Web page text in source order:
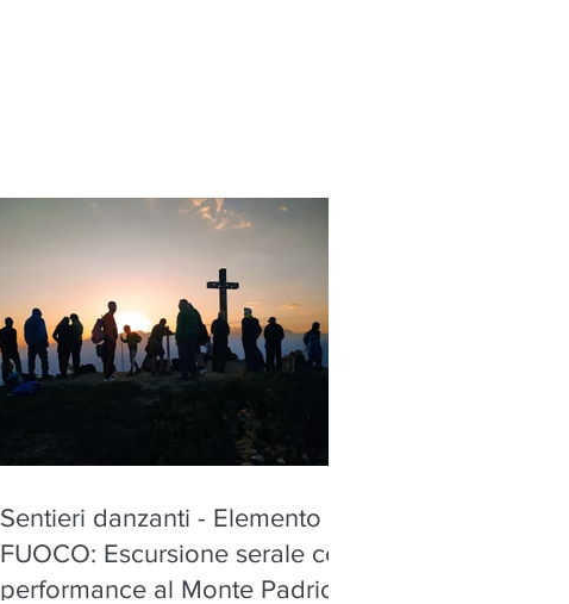
Sentieri danzanti - Elemento
FUOCO: Escursione serale con
performance al Monte Padrio,